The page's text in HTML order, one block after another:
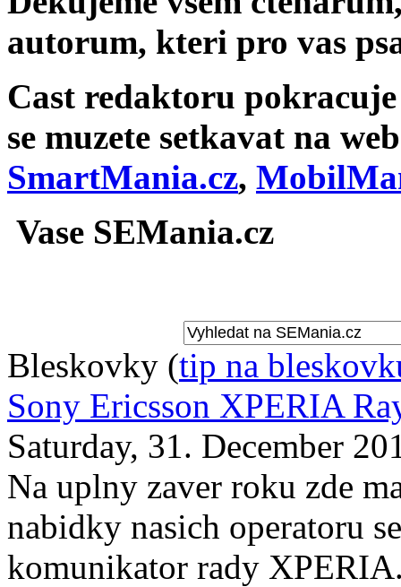
autorum, kteri pro vas
Cast redaktoru
se muzete setkavat na
SmartMania.cz,
Vase SEMania.cz
Bleskovky (tip na
Sony Ericsson XPERIA
Saturday, 31. December
Na uplny zaver roku zde
nabidky nasich operatoru
komunikator rady